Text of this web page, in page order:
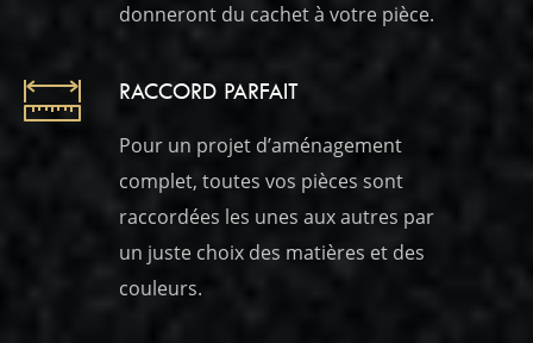
donneront du cachet à votre pièce.
RACCORD PARFAIT
Pour un projet d’aménagement
complet, toutes vos pièces sont
raccordées les unes aux autres par
un juste choix des matières et des
couleurs.